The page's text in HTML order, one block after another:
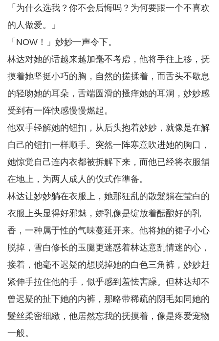
「为什么选我？你不会后悔吗？为何要跟一个不喜欢
的人做爱。」
「NOW！」妙妙一声令下。
林达对她的话越来越加毫不考虑，他将手往上移，抚
摸着她坚挺小巧的胸，自然的搓揉着，而舌头不歇息
的轻吻她的耳朵，舌端圆滑的搔痒她的耳洞，妙妙感
受到有一阵快感慢慢燃起。
他双手轻解她的钮扣，从后头抱着妙妙，就像是在解
自己的钮扣一样顺手。突然一阵寒意吹进她的胸口，
她惊觉自己连内衣都被拆解下来，而他已经将衣服舖
在地上，为两人成人的仪式作準备。
林达让妙妙躺在衣服上，她那狂乱的散髮躺在莹白的
衣服上头显得好邪魅，娇乳像是绽放着酝酿好的乳
香，一种属于性的气味蔓延开来。他将她的裙子小心
脱掉，雪白修长的玉腿更迷惑着林达意乱情迷的心，
接着，他毫不迟疑的想脱掉她的白色三角裤，妙妙赶
紧伸手拉住他的手，似乎感到羞怯害躁。但林达却不
曾迟疑的扯下她的内裤，那略带稀疏的阴毛如同她的
髮丝柔密细緻，他居然忘我的抚摸着，像是疼爱宠物
一般。